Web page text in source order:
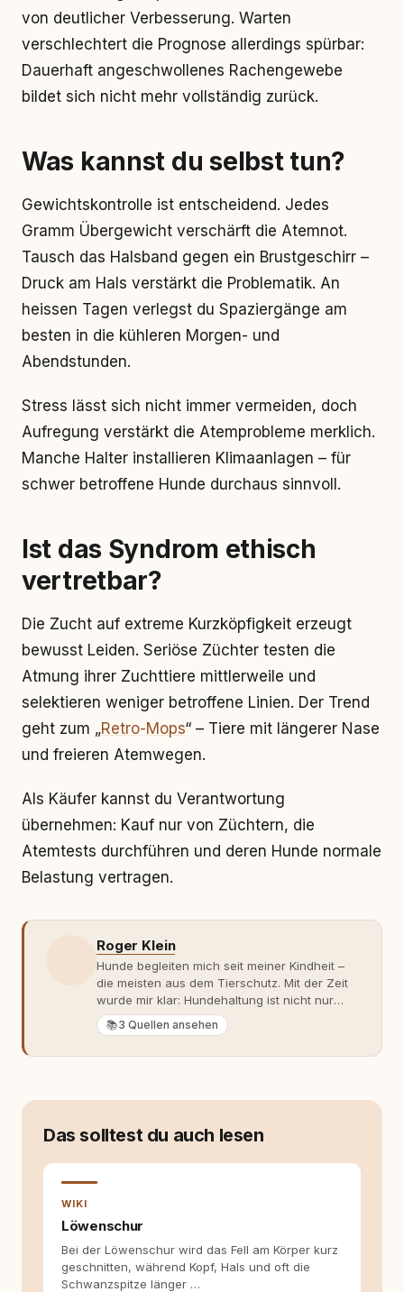
von deutlicher Verbesserung. Warten
verschlechtert die Prognose allerdings spürbar:
Dauerhaft angeschwollenes Rachengewebe
bildet sich nicht mehr vollständig zurück.
Was kannst du selbst tun?
Gewichtskontrolle ist entscheidend. Jedes
Gramm Übergewicht verschärft die Atemnot.
Tausch das Halsband gegen ein Brustgeschirr –
Druck am Hals verstärkt die Problematik. An
heissen Tagen verlegst du Spaziergänge am
besten in die kühleren Morgen- und
Abendstunden.
Stress lässt sich nicht immer vermeiden, doch
Aufregung verstärkt die Atemprobleme merklich.
Manche Halter installieren Klimaanlagen – für
schwer betroffene Hunde durchaus sinnvoll.
Ist das Syndrom ethisch
vertretbar?
Die Zucht auf extreme Kurzköpfigkeit erzeugt
bewusst Leiden. Seriöse Züchter testen die
Atmung ihrer Zuchttiere mittlerweile und
selektieren weniger betroffene Linien. Der Trend
geht zum „Retro-Mops“ – Tiere mit längerer Nase
und freieren Atemwegen.
Als Käufer kannst du Verantwortung
übernehmen: Kauf nur von Züchtern, die
Atemtests durchführen und deren Hunde normale
Belastung vertragen.
Roger Klein
Hunde begleiten mich seit meiner Kindheit –
die meisten aus dem Tierschutz. Mit der Zeit
wurde mir klar: Hundehaltung ist nicht nur
Gefühl, sondern Verantwortung und
Fachwissen. Der Wendepunkt kam mit meinem
moderner Hundeerziehung
entsteht echte Bindung dort, wo Verständnis
Wissens- und Serviceportal für
und der Schweiz. Meine Überzeugung:
Hund versteht, trifft bessere Entscheidungen –
für ein Zusammenleben, das beiden guttut.
📚3 Quellen ansehen
Das solltest du auch lesen
WIKI
Löwenschur
Bei der Löwenschur wird das Fell am Körper kurz
geschnitten, während Kopf, Hals und oft die
Schwanzspitze länger …